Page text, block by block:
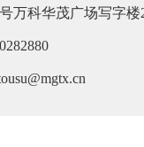
万科华茂广场写字楼